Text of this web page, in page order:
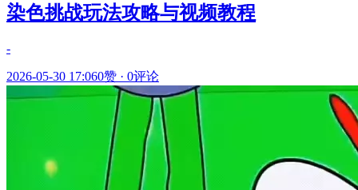
染色挑战玩法攻略与视频教程
-
2026-05-30 17:060赞 · 0评论